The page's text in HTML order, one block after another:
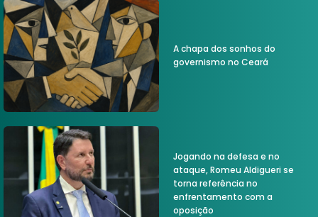
A chapa dos sonhos do
governismo no Ceará
Jogando na defesa e no
ataque, Romeu Aldigueri se
torna referência no
enfrentamento com a
oposição